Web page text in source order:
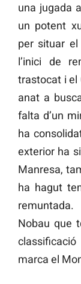
una jugada
un potent
per situar
l’inici de
trastocat i el
anat a
falta d’un
ha
exterior ha
Manresa,
ha hagut
Nobau que
marca el